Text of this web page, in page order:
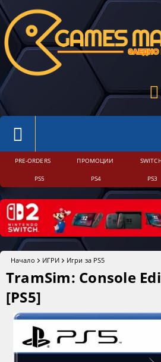
PRE-ORDERS ПРОМОЦИИ
PS5 PS4 PS3
Начало ИГРИ Игри за PS5
TramSim: Console
[PS5]